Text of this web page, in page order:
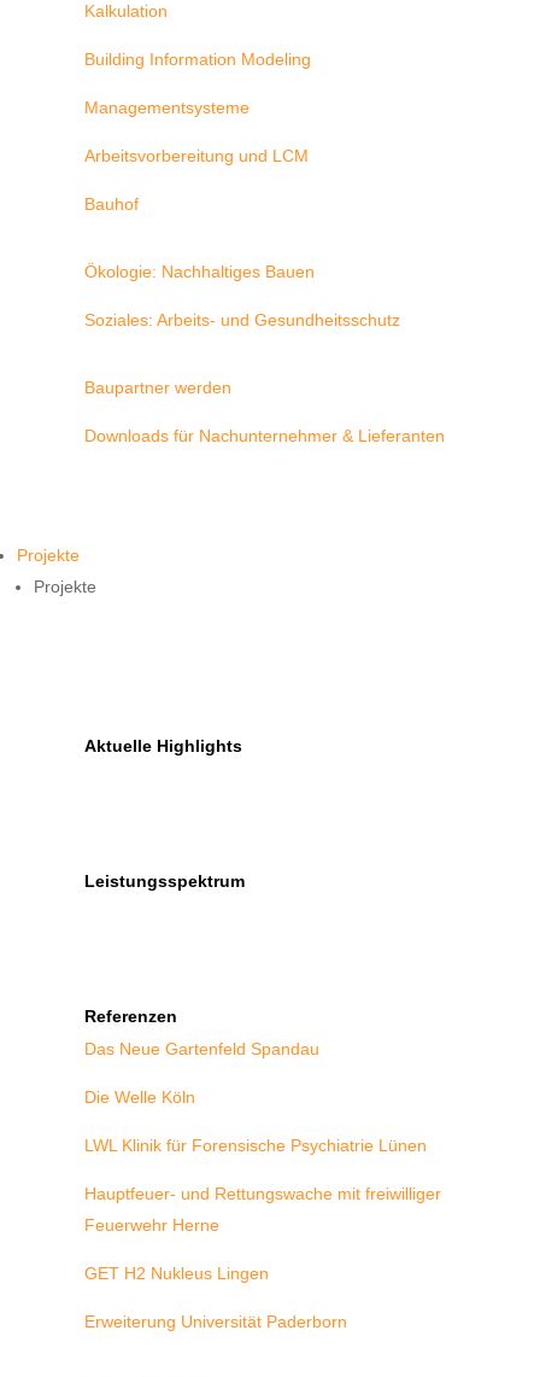
Kalkulation
Building Information Modeling
Managementsysteme
Arbeitsvorbereitung und LCM
Bauhof
Ökologie: Nachhaltiges Bauen
Soziales: Arbeits- und Gesundheitsschutz
Baupartner werden
Downloads für Nachunternehmer & Lieferanten
Projekte
Projekte
Aktuelle Highlights
Leistungsspektrum
Referenzen
Das Neue Gartenfeld Spandau
Die Welle Köln
LWL Klinik für Forensische Psychiatrie Lünen
Hauptfeuer- und Rettungswache mit freiwilliger
Feuerwehr Herne
GET H2 Nukleus Lingen
Erweiterung Universität Paderborn